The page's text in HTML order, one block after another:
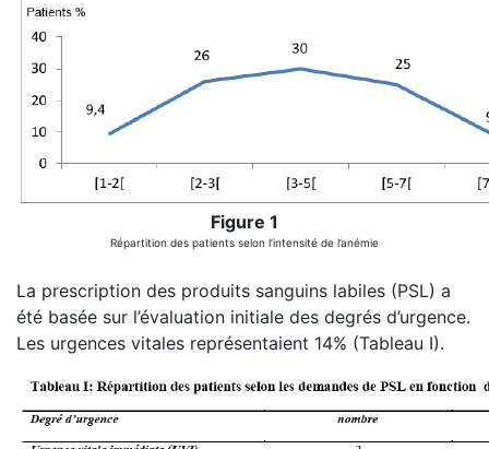
Figure 1
Répartition des patients selon l’intensité de l’anémie
La prescription des produits sanguins labiles (PSL) a
été basée sur l’évaluation initiale des degrés d’urgence.
Les urgences vitales représentaient 14% (Tableau I).